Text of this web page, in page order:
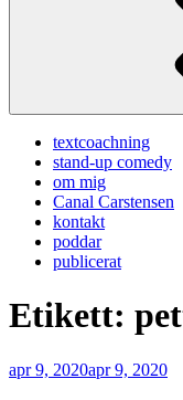
textcoachning
stand-up comedy
om mig
Canal Carstensen
kontakt
poddar
publicerat
Etikett:
Publicerat
apr 9, 2020apr 9, 2020